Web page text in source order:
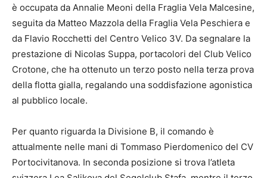
è occupata da Annalie Meoni della Fraglia Vela Malcesine,
seguita da Matteo Mazzola della Fraglia Vela Peschiera e
da Flavio Rocchetti del Centro Velico 3V. Da segnalare la
prestazione di Nicolas Suppa, portacolori del Club Velico
Crotone, che ha ottenuto un terzo posto nella terza prova
della flotta gialla, regalando una soddisfazione agonistica
al pubblico locale.
Per quanto riguarda la Divisione B, il comando è
attualmente nelle mani di Tommaso Pierdomenico del CV
Portocivitanova. In seconda posizione si trova l’atleta